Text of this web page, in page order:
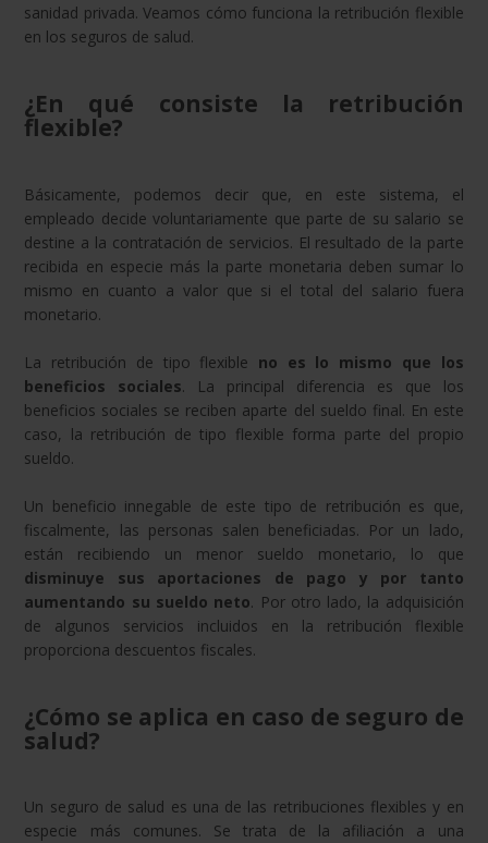
sanidad privada. Veamos cómo funciona la retribución flexible
en los seguros de salud.
¿En qué consiste la retribución
flexible?
Básicamente, podemos decir que, en este sistema, el
empleado decide voluntariamente que parte de su salario se
destine a la contratación de servicios. El resultado de la parte
recibida en especie más la parte monetaria deben sumar lo
mismo en cuanto a valor que si el total del salario fuera
monetario.
La retribución de tipo flexible no es lo mismo que los
beneficios sociales. La principal diferencia es que los
beneficios sociales se reciben aparte del sueldo final. En este
caso, la retribución de tipo flexible forma parte del propio
sueldo.
Un beneficio innegable de este tipo de retribución es que,
fiscalmente, las personas salen beneficiadas. Por un lado,
están recibiendo un menor sueldo monetario, lo que
disminuye sus aportaciones de pago y por tanto
aumentando su sueldo neto. Por otro lado, la adquisición
de algunos servicios incluidos en la retribución flexible
proporciona descuentos fiscales.
¿Cómo se aplica en caso de seguro de
salud?
Un seguro de salud es una de las retribuciones flexibles y en
especie más comunes. Se trata de la afiliación a una